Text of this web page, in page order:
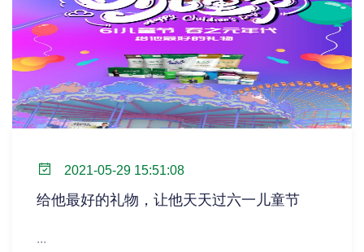
2021-05-29 15:51:08
给他最好的礼物，让他天天过六一儿童节
...